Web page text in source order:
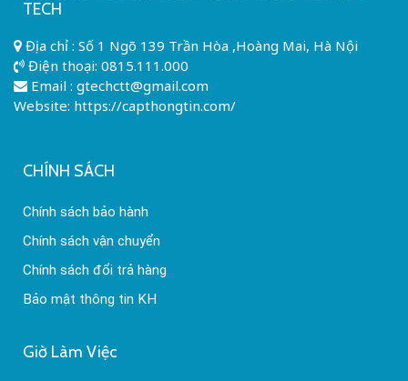
TECH
Địa chỉ : Số 1 Ngõ 139 Trần Hòa ,Hoàng Mai, Hà Nội
Điện thoại: 0815.111.000
Email : gtechctt@gmail.com
Website: https://capthongtin.com/
CHÍNH SÁCH
Chính sách bảo hành
Chính sách vận chuyển
Chính sách đổi trả hàng
Bảo mật thông tin KH
Giờ Làm Việc